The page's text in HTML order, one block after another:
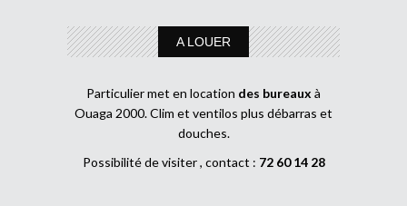
A LOUER
Particulier met en location des bureaux à
Ouaga 2000. Clim et ventilos plus débarras et
douches.
Possibilité de visiter , contact : 72 60 14 28